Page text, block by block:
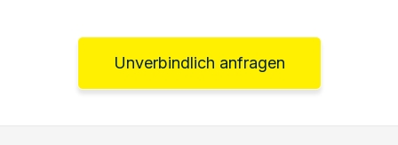
Unverbindlich anfragen